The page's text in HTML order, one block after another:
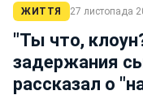
ЖИТТЯ 27 листопада
"Ты что,
задержания
рассказал о